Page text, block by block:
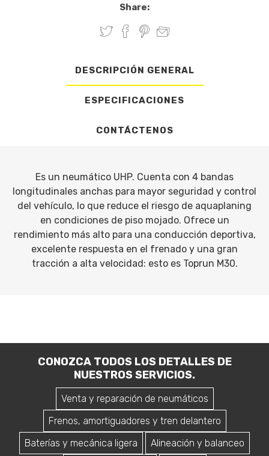
Share:
DESCRIPCIÓN GENERAL
ESPECIFICACIONES
CONTÁCTENOS
Es un neumático UHP. Cuenta con 4 bandas
longitudinales anchas para mayor seguridad y control
del vehículo, lo que reduce el riesgo de aquaplaning
en condiciones de piso mojado. Ofrece un
rendimiento más alto para una conducción deportiva,
excelente respuesta en el frenado y una gran
tracción a alta velocidad: esto es Toprun M30.
CONOZCA TODOS LOS DETALLES DE
NUESTROS SERVICIOS.
Venta y reparación de neumáticos
Frenos, amortiguadores y tren delantero
Baterías y mecánica ligera
Alineación y balanceo